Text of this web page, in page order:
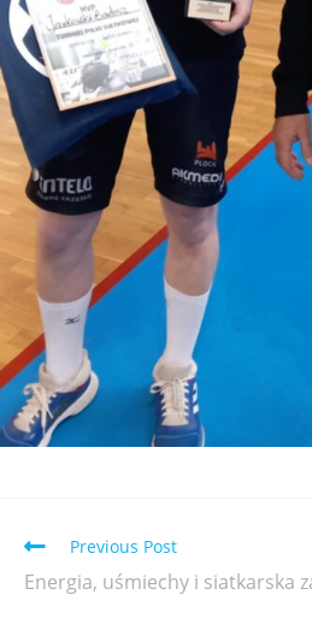
Previous Post
Energia, uśmiechy i siatkarska